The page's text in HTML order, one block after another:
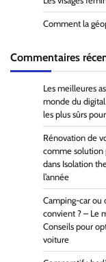
Comment la
Commentaires
Les meilleures
monde du
les plus sûrs
Rénovation de
comme solution
dans Isolation
l’année
Camping-car ou
convient ? – Le
Conseils pour
voiture